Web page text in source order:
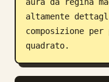
altamente
composizione
quadrato.